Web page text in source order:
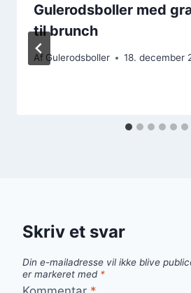
Gulerodsboller med
til brunch
Af Gulerodsboller 18. december
Skriv et svar
Din e-mailadresse vil ikke blive
er markeret med *